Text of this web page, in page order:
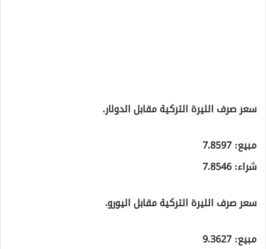
سعر صرف الليرة التركية مقابل الدولار.
مبيع: 7.8597
شراء: 7.8546
سعر صرف الليرة التركية مقابل اليورو.
مبيع: 9.3627